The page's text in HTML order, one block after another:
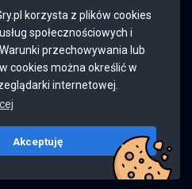
korzysta z plików cookies
społecznościowych i
przechowywania lub
cookies można określić w
internetowej.
Akceptuję
Wszystkie prawa
v2.8.4